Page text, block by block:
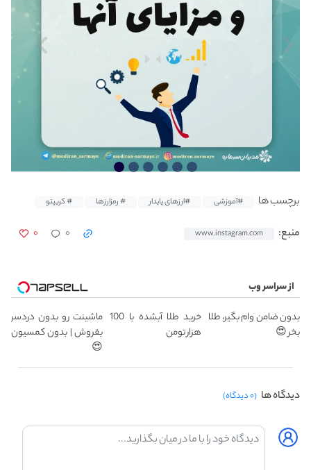
برچسب ها #آموزشی #ارزهای پایدار # رمزارزها # کریپتو
منبع: www.instagram.com ۰ ۰
از سراسر وب
بدون ضامن وام بگیر، طلا
بخر 😍
خرید طلا آبشده با 100
هزار تومن
ماشینت رو بدون دردسر
بفروش | بدون کمسیون
😍
دیدگاه ها (۰ دیدگاه)